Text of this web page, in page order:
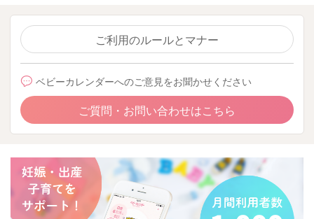
ご利用のルールとマナー
ベビーカレンダーへのご意見をお聞かせください
ご質問・お問い合わせはこちら